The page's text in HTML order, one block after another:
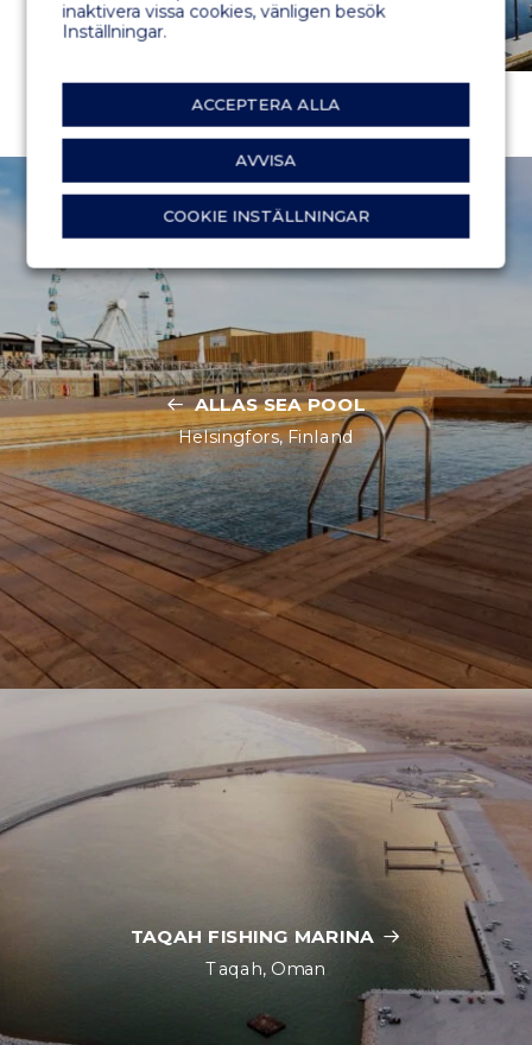
ALLAS SEA POOL
Helsingfors, Finland
TAQAH FISHING MARINA
Taqah, Oman
inaktivera vissa cookies, vänligen besök
Inställningar.
ACCEPTERA ALLA
AVVISA
COOKIE INSTÄLLNINGAR